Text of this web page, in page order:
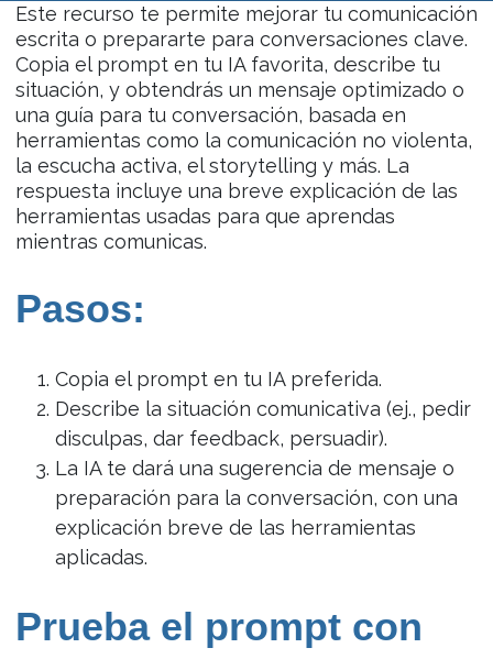
Este recurso te permite mejorar tu comunicación
escrita o prepararte para conversaciones clave.
Copia el prompt en tu IA favorita, describe tu
situación, y obtendrás un mensaje optimizado o
una guía para tu conversación, basada en
herramientas como la comunicación no violenta,
la escucha activa, el storytelling y más. La
respuesta incluye una breve explicación de las
herramientas usadas para que aprendas
mientras comunicas.
Pasos:
Copia el prompt en tu IA preferida.
Describe la situación comunicativa (ej., pedir
disculpas, dar feedback, persuadir).
La IA te dará una sugerencia de mensaje o
preparación para la conversación, con una
explicación breve de las herramientas
aplicadas.
Prueba el prompt con